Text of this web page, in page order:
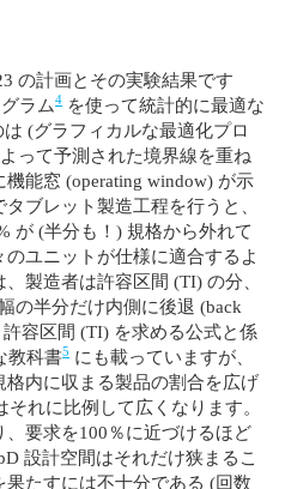
の計画とその実験結果です
ラム4 を使って統計的に最適な
は (グラフィカルな最適化プロ
って予測された境界線を重ね
能窓 (operating window) が示
ブレット製造工程を行うと、
が (半分も！) 規格から外れて
ユニットが仕様に適合するよ
製造者は許容区間 (TI) の分、
の半分だけ内側に後退 (back
容区間 (TI) を求める公式と係
教科書5 にも載っていますが、
内に収まる製品の割合を広げ
れに比例して広くなります。
要求を100％に近づけるほど
設計空間はそれだけ狭まるこ
たすには不十分である (回数